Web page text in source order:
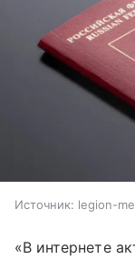
Источник: legion-
«В интернете